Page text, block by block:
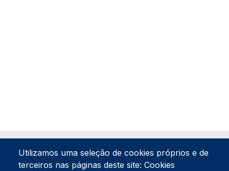
Utilizamos uma seleção de cookies próprios e de
terceiros nas páginas deste site: Cookies